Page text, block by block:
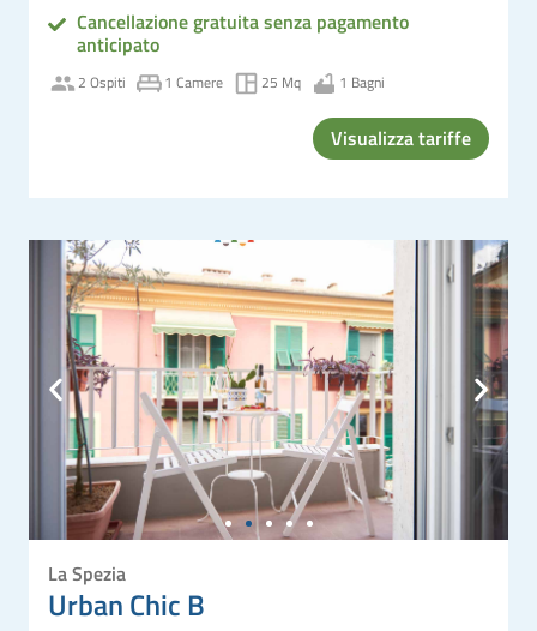
Cancellazione gratuita senza pagamento
anticipato
2 Ospiti 1 Camere 25 Mq 1 Bagni
Visualizza tariffe
La Spezia
Urban Chic B